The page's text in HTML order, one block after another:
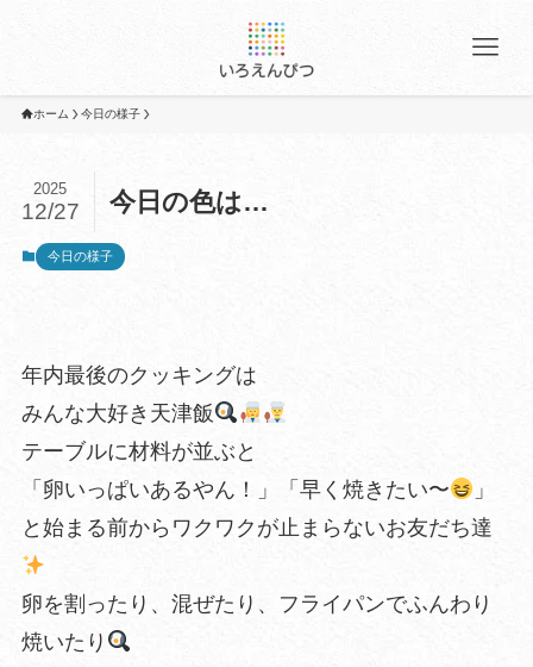
ホーム 今日の様子
今日の色は…
2025
12/27
今日の様子
年内最後のクッキングは
みんな大好き天津飯
テーブルに材料が並ぶと
「卵いっぱいあるやん！」「早く焼きたい〜
」
と始まる前からワクワクが止まらないお友だち達
卵を割ったり、混ぜたり、フライパンでふんわり
焼いたり